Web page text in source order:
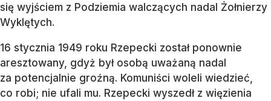
się wyjściem z Podziemia walczących nadal Żołnierzy
Wyklętych.
16 stycznia 1949 roku Rzepecki został ponownie
aresztowany, gdyż był osobą uważaną nadal
za potencjalnie groźną. Komuniści woleli wiedzieć,
co robi; nie ufali mu. Rzepecki wyszedł z więzienia